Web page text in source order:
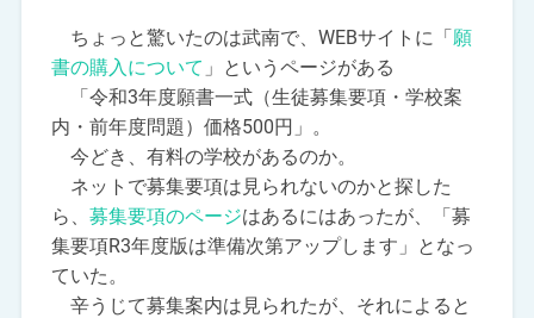
ちょっと驚いたのは武南で、WEBサイトに「願
書の購入について 」というページがある
「令和3年度願書一式（生徒募集要項・学校案
内・前年度問題）価格500円」。
今どき、有料の学校があるのか。
ネットで募集要項は見られないのかと探した
ら、 募集要項のページはあるにはあったが、「募
集要項R3年度版は準備次第アップします」となっ
ていた。
辛うじて募集案内は見られたが、それによると